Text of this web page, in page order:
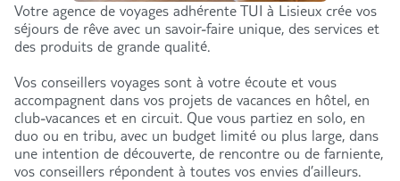
Votre agence de voyages adhérente TUI à Lisieux crée vos
séjours de rêve avec un savoir-faire unique, des services et
des produits de grande qualité.
Vos conseillers voyages sont à votre écoute et vous
accompagnent dans vos projets de vacances en hôtel, en
club-vacances et en circuit. Que vous partiez en solo, en
duo ou en tribu, avec un budget limité ou plus large, dans
une intention de découverte, de rencontre ou de farniente,
vos conseillers répondent à toutes vos envies d’ailleurs.